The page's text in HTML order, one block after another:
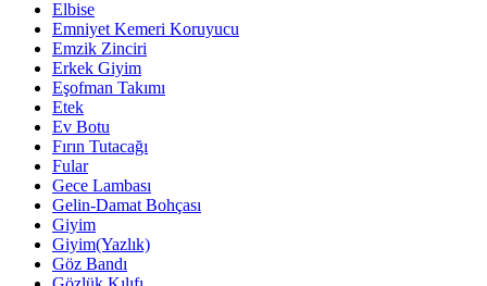
Elbise
Emniyet Kemeri Koruyucu
Emzik Zinciri
Erkek Giyim
Eşofman Takımı
Etek
Ev Botu
Fırın Tutacağı
Fular
Gece Lambası
Gelin-Damat Bohçası
Giyim
Giyim(Yazlık)
Göz Bandı